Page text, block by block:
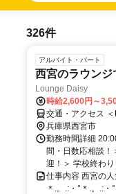
326件
アルバイト・パート
西宮のラウン
Lounge Daisy
時給2,600円～
交通・アクセス
兵庫県西宮市
勤務時間詳細
間・日数応相談！
迎！＞ 学校終わ
仕事内容 西宮の
＊.。.:・°＊.。.: